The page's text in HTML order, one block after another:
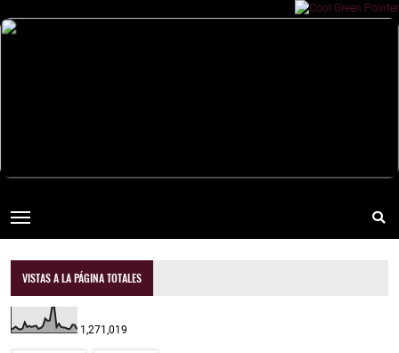
VISTAS A LA PÁGINA TOTALES
1,271,019